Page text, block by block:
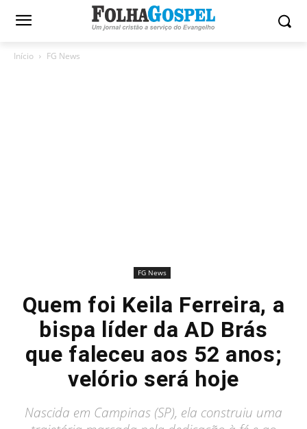
Início FG News
FG News
Quem foi Keila Ferreira, a
bispa líder da AD Brás
que faleceu aos 52 anos;
velório será hoje
Nascida em Campinas (SP), ela construiu uma